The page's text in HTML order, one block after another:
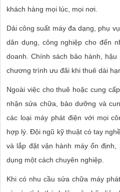
khách hàng mọi lúc, mọi nơi.
Dải công suất máy đa dạng, phụ
dân dụng, công nghiệp cho đến
doanh. Chính sách bảo hành,
chương trình ưu đãi khi thuê dài
Ngoài việc cho thuê hoặc cung
nhận sửa chữa, bảo dưỡng và
các loại máy phát điện với mọi
hợp lý. Đội ngũ kỹ thuật có tay
và lắp đặt vận hành máy ổn
dụng một cách chuyên nghiệp.
Khi có nhu cầu sửa chữa máy